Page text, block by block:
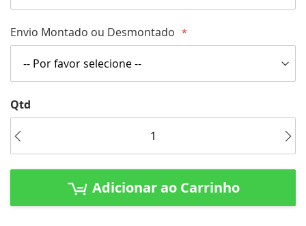
Galeria
de
imagens
Envio Montado ou Desmontado
Qtd
Adicionar ao Carrinho